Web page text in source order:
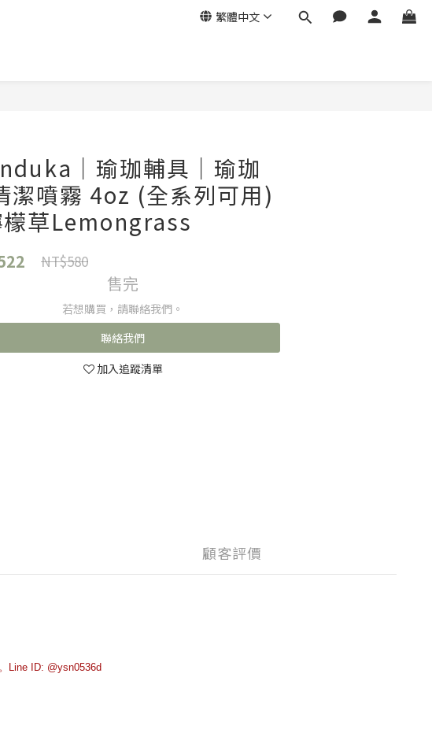
繁體中文
｜瑜珈輔具｜瑜珈
潔噴霧 4oz (全系列可用)
草Lemongrass
NT$580
售完
若想購買，請聯絡我們。
聯絡我們
加入追蹤清單
顧客評價
Line ID: @ysn0536d